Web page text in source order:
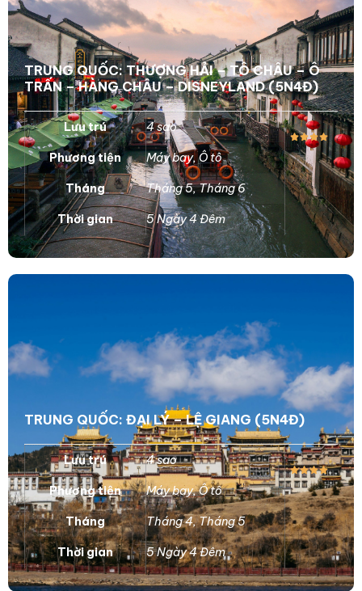
TRUNG QUỐC: THƯỢNG HẢI – TÔ CHÂU – Ô
TRẤN – HÀNG CHÂU – DISNEYLAND (5N4Đ)
Lưu trú 4 sao
Phương tiện Máy bay,Ô tô
Tháng Tháng 5,Tháng 6
Thời gian 5 Ngày 4 Đêm
TRUNG QUỐC: ĐẠI LÝ – LỆ GIANG (5N4Đ)
Lưu trú 4 sao
Phương tiện Máy bay,Ô tô
Tháng Tháng 4,Tháng 5
Thời gian 5 Ngày 4 Đêm